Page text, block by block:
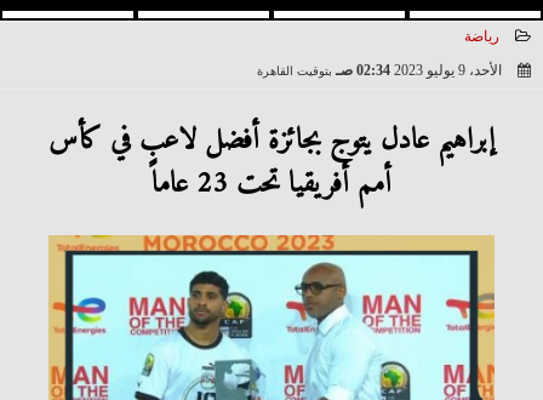
رياضة
الأحد، 9 يوليو 2023
02:34 صـ بتوقيت القاهرة
إبراهيم عادل يتوج بجائزة أفضل لاعب في كأس
أمم أفريقيا تحت 23 عاماً